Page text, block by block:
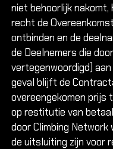
niet behoorlijk
recht de
ontbinden en de
de Deelnemers die
vertegenwoordigd)
geval blijft de
overeengekomen
op restitutie van
door Climbing
de uitsluiting zijn voor